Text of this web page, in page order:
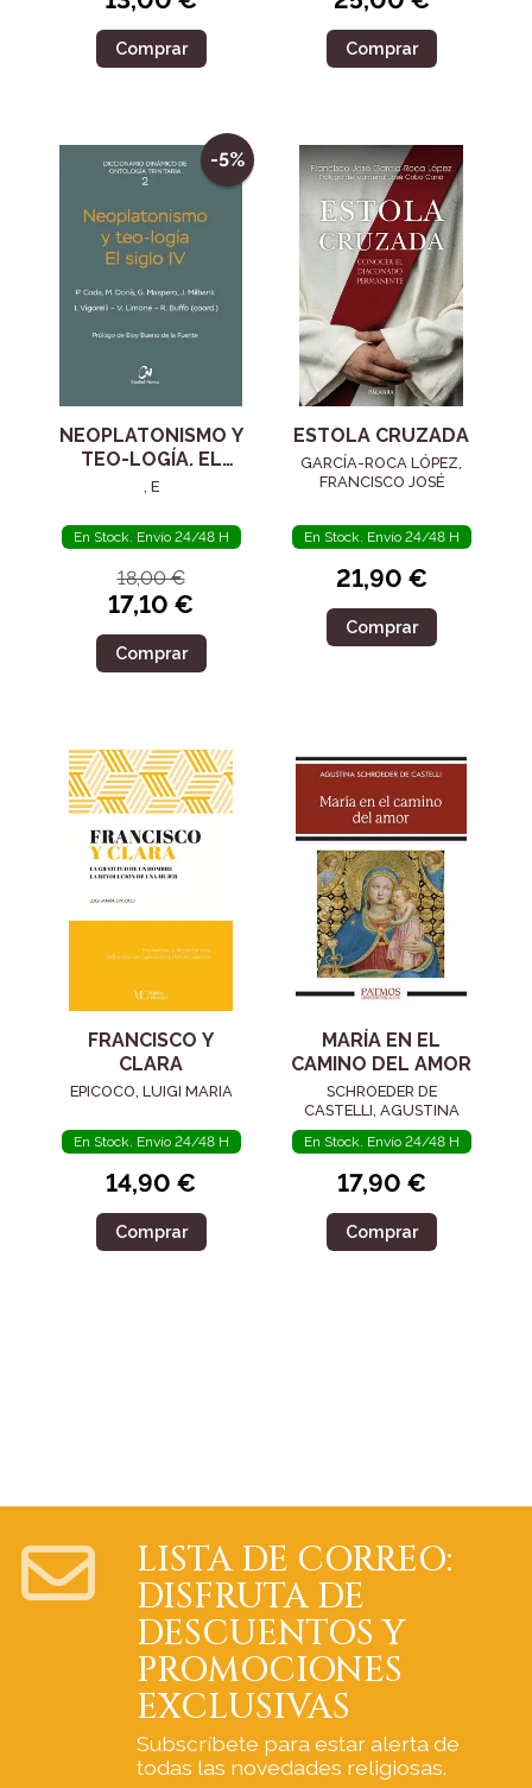
Comprar Comprar
-5%
NEOPLATONISMO Y
TEO-LOGÍA. EL
SIGLO IV
, E
En Stock. Envío 24/48 H
18,00 €
17,10 €
Comprar
ESTOLA CRUZADA
GARCÍA-ROCA LÓPEZ,
FRANCISCO JOSÉ
En Stock. Envío 24/48 H
21,90 €
Comprar
FRANCISCO Y
CLARA
EPICOCO, LUIGI MARIA
En Stock. Envío 24/48 H
14,90 €
Comprar
MARÍA EN EL
CAMINO DEL AMOR
SCHROEDER DE
CASTELLI, AGUSTINA
En Stock. Envío 24/48 H
17,90 €
Comprar
LISTA DE CORREO:
DISFRUTA DE
DESCUENTOS Y
PROMOCIONES
EXCLUSIVAS
Subscríbete para estar alerta de
todas las novedades religiosas.